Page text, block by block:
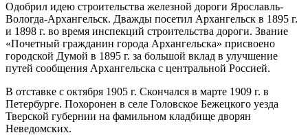
Одобрил идею строительства железной дороги Ярославль-
Вологда-Архангельск. Дважды посетил Архангельск в 1895 г.
и 1898 г. во время инспекций строительства дороги. Звание
«Почетный гражданин города Архангельска» присвоено
городской Думой в 1895 г. за большой вклад в улучшение
путей сообщения Архангельска с центральной Россией.
В отставке с октября 1905 г. Скончался в марте 1909 г. в
Петербурге. Похоронен в селе Головское Бежецкого уезда
Тверской губернии на фамильном кладбище дворян
Неведомских.